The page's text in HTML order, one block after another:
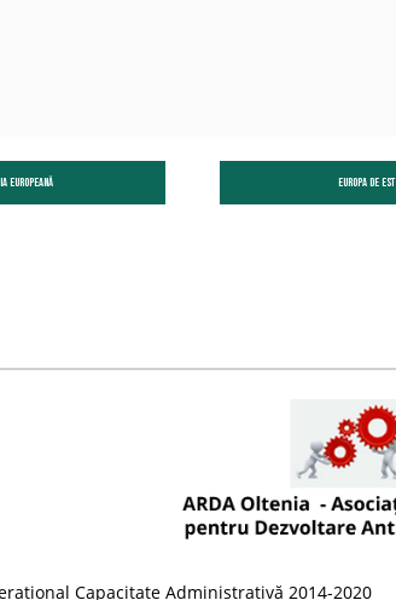
Europeană Europa de est
Capacitate Administrativă 2014-2020